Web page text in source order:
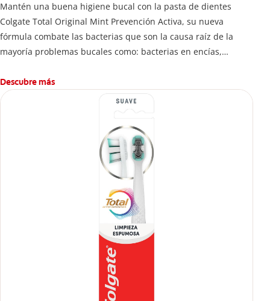
Mantén una buena higiene bucal con la pasta de dientes
Colgate Total Original Mint Prevención Activa, su nueva
fórmula combate las bacterias que son la causa raíz de la
mayoría problemas bucales como: bacterias en encías,
caries.
Descubre más